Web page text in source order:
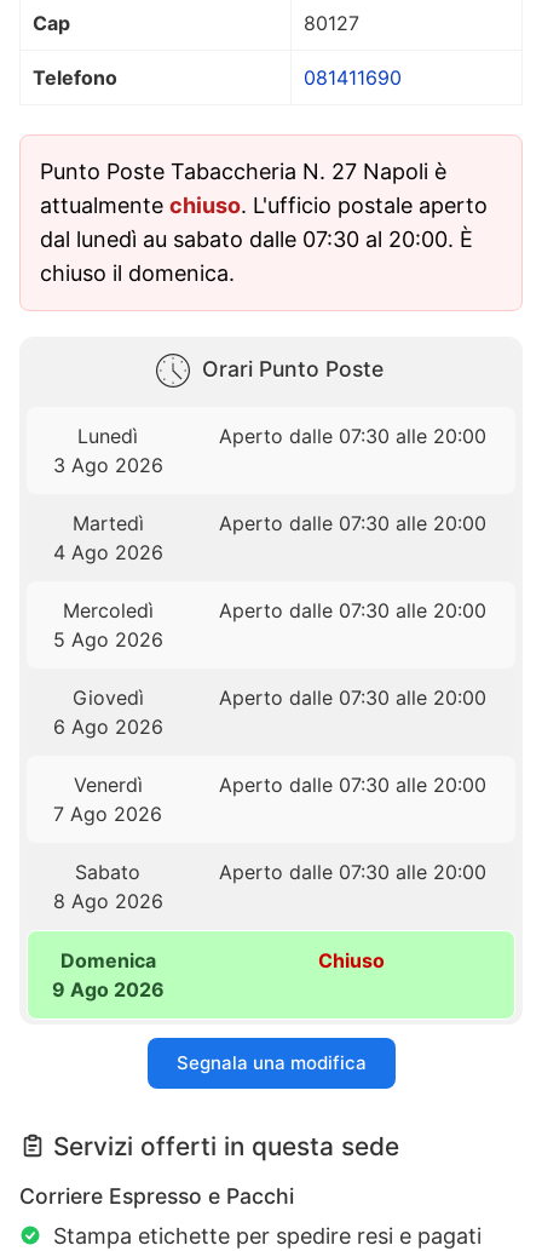
Cap 80127
Telefono 081411690
Punto Poste Tabaccheria N. 27 Napoli è
attualmente chiuso. L'ufficio postale aperto
dal lunedì au sabato dalle 07:30 al 20:00. È
chiuso il domenica.
Orari Punto Poste
Lunedì
3 Ago 2026
Aperto dalle 07:30 alle 20:00
Martedì
4 Ago 2026
Aperto dalle 07:30 alle 20:00
Mercoledì
5 Ago 2026
Aperto dalle 07:30 alle 20:00
Giovedì
6 Ago 2026
Aperto dalle 07:30 alle 20:00
Venerdì
7 Ago 2026
Aperto dalle 07:30 alle 20:00
Sabato
8 Ago 2026
Aperto dalle 07:30 alle 20:00
Domenica
9 Ago 2026
Chiuso
Segnala una modifica
Servizi offerti in questa sede
Corriere Espresso e Pacchi
Stampa etichette per spedire resi e pagati